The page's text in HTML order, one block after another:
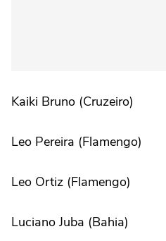
Kaiki Bruno (Cruzeiro)
Leo Pereira (Flamengo)
Leo Ortiz (Flamengo)
Luciano Juba (Bahia)